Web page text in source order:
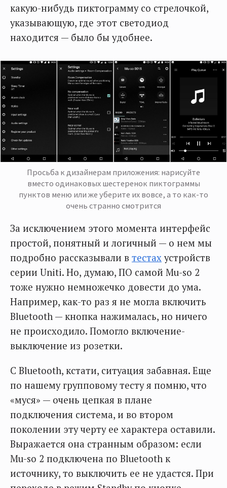
какую-нибудь пиктограмму со стрелочкой,
указывающую, где этот светодиод
находится — было бы удобнее.
Просьба к дизайнерам приложения: нарисуйте
вместо одинаковых шестеренок пиктограммы
пунктов меню или же уберите их вовсе, а то как-то
очень странно смотрится
За исключением этого момента интерфейс
простой, понятный и логичный — о нем мы
подробно рассказывали в тестах устройств
серии Uniti. Но, думаю, ПО самой Mu-so 2
тоже нужно немножечко довести до ума.
Например, как-то раз я не могла включить
Bluetooth — кнопка нажималась, но ничего
не происходило. Помогло включение-
выключение из розетки.
С Bluetooth, кстати, ситуация забавная. Еще
по нашему групповому тесту я помню, что
«муся» — очень цепкая в плане
подключения система, и во втором
поколении эту черту ее характера оставили.
Выражается она странным образом: если
Mu-so 2 подключена по Bluetooth к
источнику, то выключить ее не удастся. При